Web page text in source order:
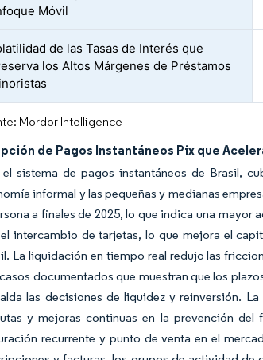
Móvil
de las Tasas de Interés que
los Altos Márgenes de Préstamos
Mordor Intelligence
de Pagos Instantáneos Pix que
el sistema de pagos instantáneos de Brasil,
informal y las pequeñas y medianas
a finales de 2025, lo que indica una
intercambio de tarjetas, lo que mejora el
La liquidación en tiempo real redujo las
documentados que muestran que los
las decisiones de liquidez y reinversión.
y mejoras continuas en la prevención
recurrente y punto de venta en el